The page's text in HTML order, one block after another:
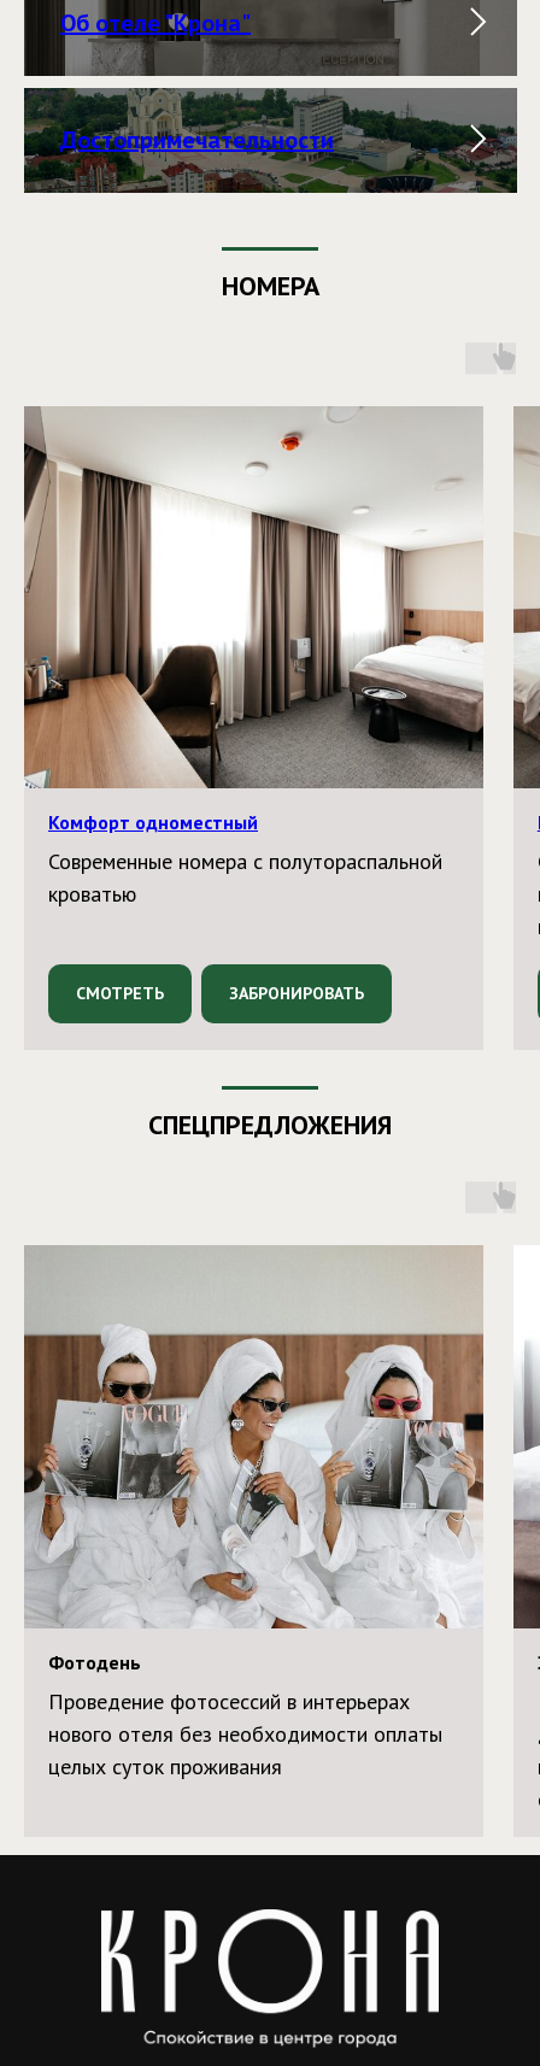
Об отеле "Крона"
Достопримечательности
НОМЕРА
Комфорт одноместный
Современные номера с полутораспальной
кроватью
СМОТРЕТЬ ЗАБРОНИРОВАТЬ
СПЕЦПРЕДЛОЖЕНИЯ
Фотодень
Проведение фотосессий в интерьерах
нового отеля без необходимости оплаты
целых суток проживания